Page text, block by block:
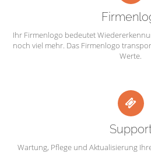
Ihr Firmenlogo bedeutet
noch viel mehr. Das Firmenlogo
Werte.
Wartung, Pflege und Aktualisierung